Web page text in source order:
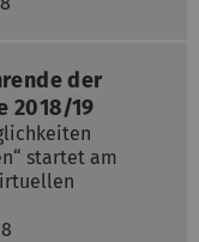
der
2018/19
startet am